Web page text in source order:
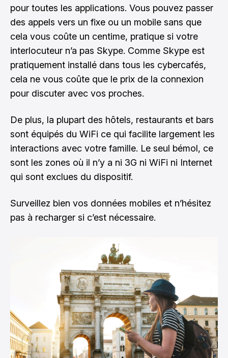
pour toutes les applications. Vous pouvez passer
des appels vers un fixe ou un mobile sans que
cela vous coûte un centime, pratique si votre
interlocuteur n’a pas Skype. Comme Skype est
pratiquement installé dans tous les cybercafés,
cela ne vous coûte que le prix de la connexion
pour discuter avec vos proches.
De plus, la plupart des hôtels, restaurants et bars
sont équipés du WiFi ce qui facilite largement les
interactions avec votre famille. Le seul bémol, ce
sont les zones où il n’y a ni 3G ni WiFi ni Internet
qui sont exclues du dispositif.
Surveillez bien vos données mobiles et n’hésitez
pas à recharger si c’est nécessaire.